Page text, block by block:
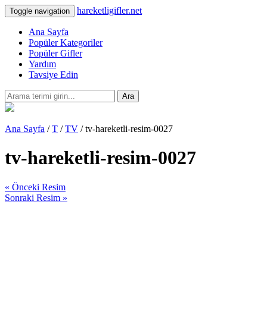
Toggle navigation hareketligifler.net
Ana Sayfa
Popüler Kategoriler
Popüler Gifler
Yardım
Tavsiye Edin
Ara
Ana Sayfa /T /TV / tv-hareketli-resim-0027
tv-hareketli-resim-0027
« Önceki Resim
Sonraki Resim »